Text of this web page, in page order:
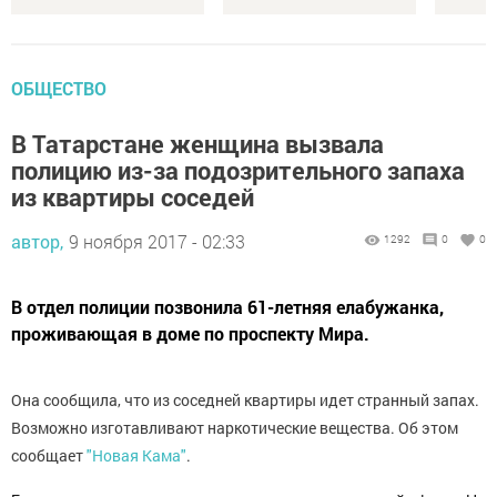
ОБЩЕСТВО
В Татарстане женщина вызвала
полицию из-за подозрительного запаха
из квартиры соседей
автор, 9 ноября 2017 - 02:33 1292 0 0
В отдел полиции позвонила 61-летняя елабужанка,
проживающая в доме по проспекту Мира.
Она сообщила, что из соседней квартиры идет странный запах.
Возможно изготавливают наркотические вещества. Об этом
сообщает"Новая Кама".